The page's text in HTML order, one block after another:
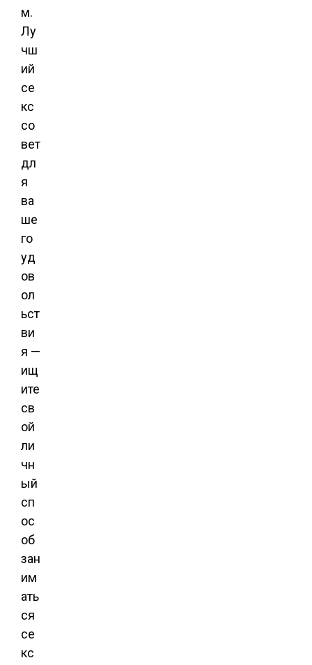
м.
Лу
чш
ий
се
кс
со
вет
дл
я
ва
ше
го
уд
ов
ол
ьст
ви
я —
ищ
ите
св
ой
ли
чн
ый
сп
ос
об
зан
им
ать
ся
се
кс